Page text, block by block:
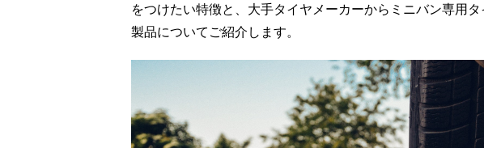
をつけたい特徴と、大手タイヤメーカーからミニバン専用
製品についてご紹介します。